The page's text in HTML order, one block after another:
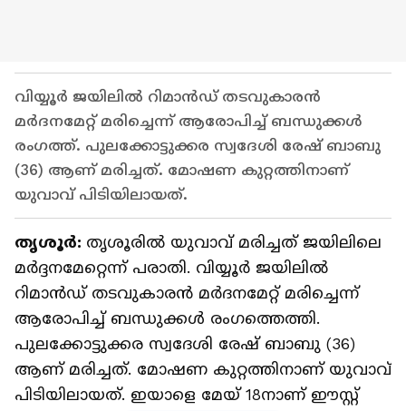
വിയ്യൂര്‍ ജയിലില്‍ റിമാൻഡ് തടവുകാരൻ
മർദനമേറ്റ് മരിച്ചെന്ന് ആരോപിച്ച് ബന്ധുക്കൾ
രംഗത്ത്. പുലക്കോട്ടുക്കര സ്വദേശി രേഷ് ബാബു
(36) ആണ് മരിച്ചത്. മോഷണ കുറ്റത്തിനാണ്
യുവാവ് പിടിയിലായത്.
തൃശൂര്‍: തൃശൂരില്‍ യുവാവ് മരിച്ചത് ജയിലിലെ
മർദ്ദനമേറ്റെന്ന് പരാതി. വിയ്യൂര്‍ ജയിലില്‍
റിമാൻഡ് തടവുകാരൻ മർദനമേറ്റ് മരിച്ചെന്ന്
ആരോപിച്ച് ബന്ധുക്കൾ രംഗത്തെത്തി.
പുലക്കോട്ടുക്കര സ്വദേശി രേഷ് ബാബു (36)
ആണ് മരിച്ചത്. മോഷണ കുറ്റത്തിനാണ് യുവാവ്
പിടിയിലായത്. ഇയാളെ മേയ് 18നാണ് ഈസ്റ്റ്